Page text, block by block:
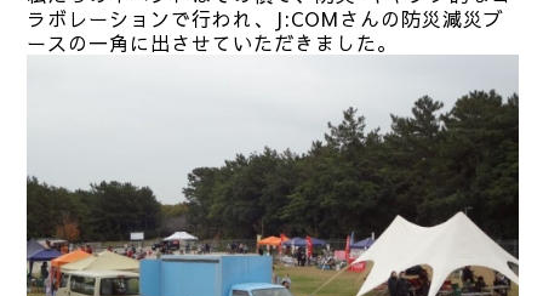
ラボレーションで行われ、J:COMさんの防災減災ブ
ースの一角に出させていただきました。